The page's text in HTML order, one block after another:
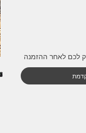
לכם לאחר ההזמנה